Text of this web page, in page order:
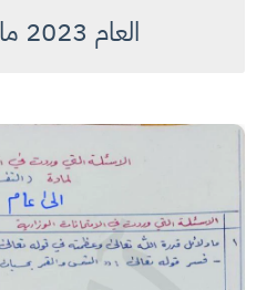
العام 2023 ماده التفسير